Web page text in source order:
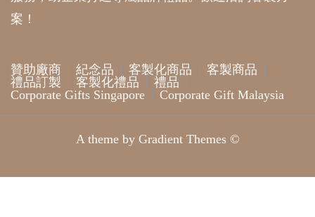
案！
贊助廠商 紀念品 客製化商品
客製商品
禮品訂製
客製化禮品
禮品
Corporate Gifts Singapore
Corporate Gift Malaysia
A theme by Gradient Themes ©